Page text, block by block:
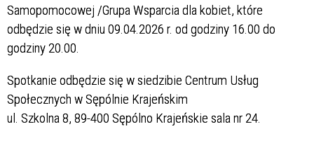
Samopomocowej /Grupa Wsparcia dla kobiet, które
odbędzie się w dniu 09.04.2026 r. od godziny 16.00 do
godziny 20.00.
Spotkanie odbędzie się w siedzibie Centrum Usług
Społecznych w Sępólnie Krajeńskim
ul. Szkolna 8, 89-400 Sępólno Krajeńskie sala nr 24.